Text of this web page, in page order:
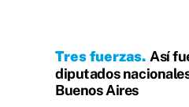
Tres fuerzas Así
diputados
Buenos Aires